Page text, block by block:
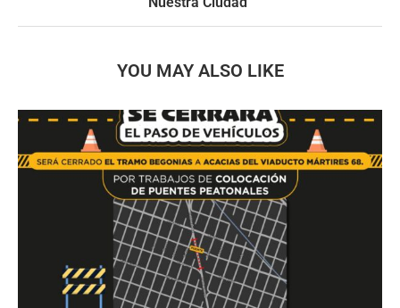
YOU MAY ALSO LIKE